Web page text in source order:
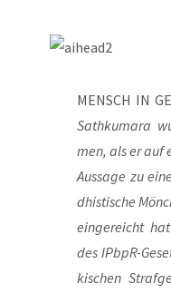
MENSCH IN
Sath­ku­ma­ra
men, als er auf
Aus­sa­ge zu
dhis­ti­sche
ein­ge­reicht
des IPb­pR-
ki­schen